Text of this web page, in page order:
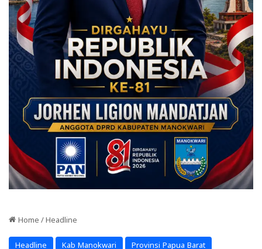
Home / Headline
Headline Kab Manokwari Provinsi Papua Barat